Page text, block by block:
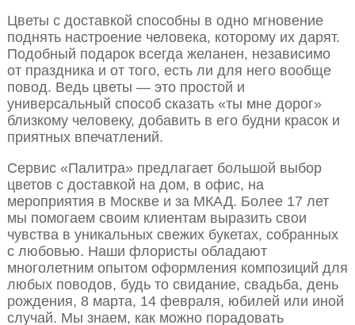
Цветы с доставкой способны в одно мгновение
поднять настроение человека, которому их дарят.
Подобный подарок всегда желанен, независимо
от праздника и от того, есть ли для него вообще
повод. Ведь цветы — это простой и
универсальный способ сказать «ты мне дорог»
близкому человеку, добавить в его будни красок и
приятных впечатлений.
Сервис «Палитра» предлагает большой выбор
цветов с доставкой на дом, в офис, на
мероприятия в Москве и за МКАД. Более 17 лет
мы помогаем своим клиентам выразить свои
чувства в уникальных свежих букетах, собранных
с любовью. Наши флористы обладают
многолетним опытом оформления композиций для
любых поводов, будь то свидание, свадьба, день
рождения, 8 марта, 14 февраля, юбилей или иной
случай. Мы знаем, как можно порадовать